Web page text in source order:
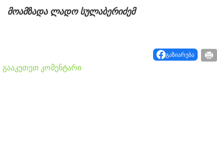
მოამზადა ლადო სულაბერიძემ
გაზიარება
გააკეთეთ კომენტარი